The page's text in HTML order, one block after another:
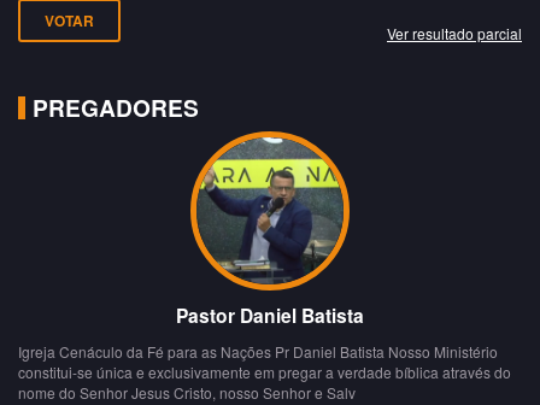
Ver resultado parcial
PREGADORES
Pastor Daniel Batista
Igreja Cenáculo da Fé para as Nações Pr Daniel Batista Nosso Ministério
constitui-se única e exclusivamente em pregar a verdade bíblica através do
nome do Senhor Jesus Cristo, nosso Senhor e Salv